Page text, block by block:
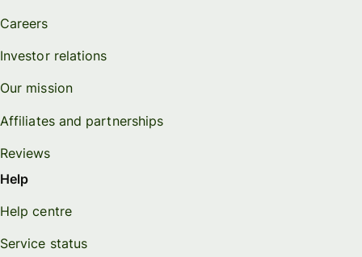
Careers
Investor relations
Our mission
Affiliates and partnerships
Reviews
Help
Help centre
Service status